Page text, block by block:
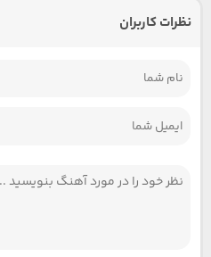
نظرات کاربران